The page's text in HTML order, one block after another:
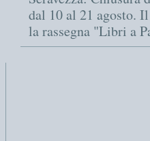
dal 10 al 21 agosto.
la rassegna "Libri a